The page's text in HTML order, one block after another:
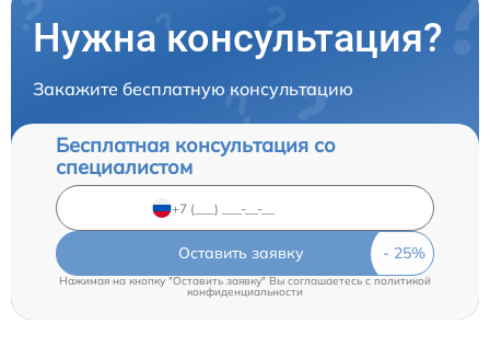
Нужна консультация?
Закажите бесплатную консультацию
Бесплатная консультация со
специалистом
Оставить заявку
Нажимая на кнопку "Оставить заявку" Вы соглашаетесь c политикой
конфиденциальности